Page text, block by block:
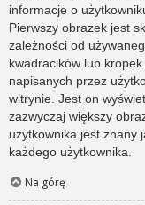
informacje o
Pierwszy obrazek jest
zależności od
kwadracików lub
napisanych przez
witrynie. Jest on
zazwyczaj większy
użytkownika jest znany
każdego użytkownika.
Na górę